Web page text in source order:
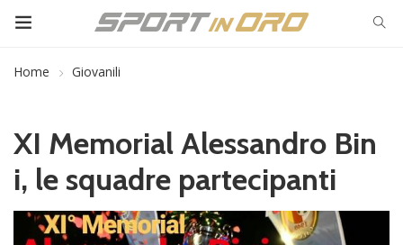
Home Giovanili
XI Memorial Alessandro Bin
i, le squadre partecipanti